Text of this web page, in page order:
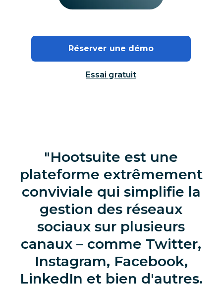
Réserver une démo
Essai gratuit
Hootsuite est une
plateforme extrêmement
conviviale qui simplifie la
gestion des réseaux
sociaux sur plusieurs
canaux – comme Twitter,
Instagram, Facebook,
LinkedIn et bien d'autres.